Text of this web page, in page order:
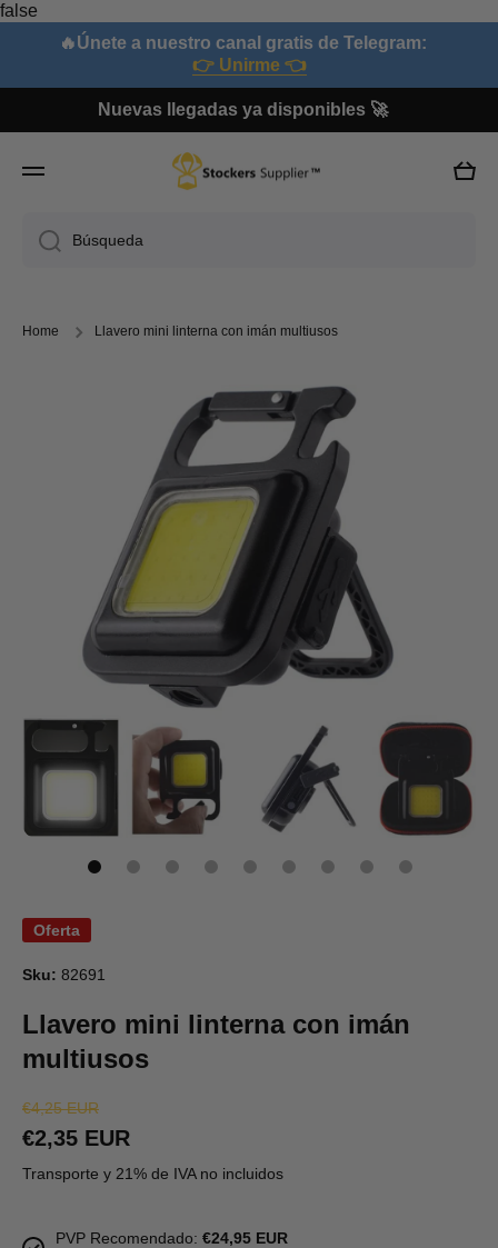
false
Ir directamente al contenido
🔥Únete a nuestro canal gratis de Telegram:
👉 Unirme 👈
Nuevas llegadas ya disponibles 🚀
Búsqueda
Home Llavero mini linterna con imán multiusos
Ir directamente a la información del producto
Oferta
Sku: 82691
Llavero mini linterna con imán
multiusos
€4,25 EUR
€2,35 EUR
Transporte y 21% de IVA no incluidos
PVP Recomendado: €24,95 EUR